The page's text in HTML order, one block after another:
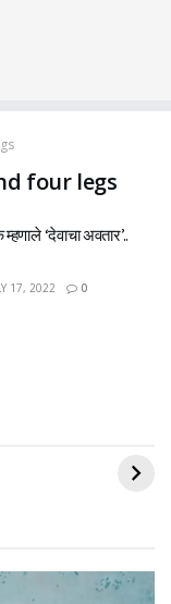
four legs
‘देवाचा अवतार’..
17, 2022
0